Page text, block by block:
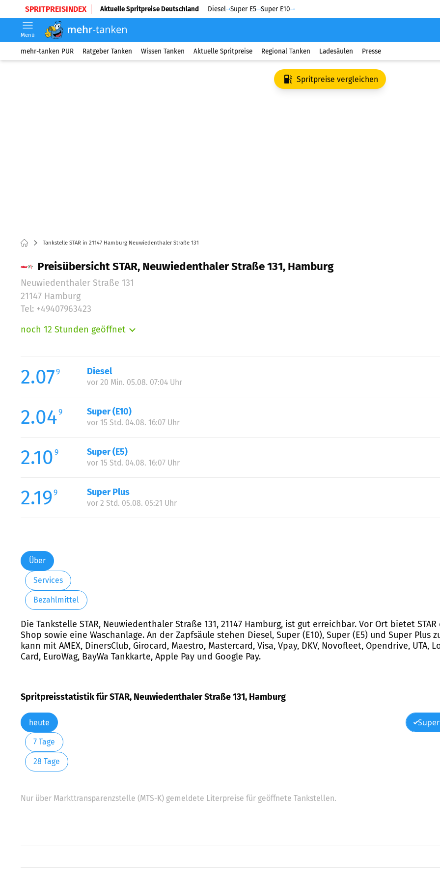
SPRITPREISINDEX Aktuelle Spritpreise Deutschland Diesel Super E5 Super E10
Menü
mehr-tanken PUR Ratgeber Tanken Wissen Tanken Aktuelle Spritpreise Regional Tanken Ladesäulen Presse
Spritpreise vergleichen
Tankstelle STAR in 21147 Hamburg Neuwiedenthaler Straße 131
Preisübersicht STAR, Neuwiedenthaler Straße 131, Hamburg
Neuwiedenthaler Straße 131
21147 Hamburg
Tel: +49407963423
noch 12 Stunden geöffnet
Mittwoch:
Donnerstag:
Samstag:
Sonntag:
2.079 Diesel
vor 20 Min. 05.08. 07:04 Uhr
2.049 Super (E10)
vor 15 Std. 04.08. 16:07 Uhr
2.10 9 Super (E5)
vor 15 Std. 04.08. 16:07 Uhr
2.199 Super Plus
vor 2 Std. 05.08. 05:21 Uhr
Über
Services
Bezahlmittel
Die Tankstelle STAR, Neuwiedenthaler Straße 131, 21147 Hamburg, ist gut erreichbar. Vor Ort bietet
Shop sowie eine Waschanlage. An der Zapfsäule stehen Diesel, Super (E10), Super (E5) und Super Plus
kann mit AMEX, DinersClub, Girocard, Maestro, Mastercard, Visa, Vpay, DKV, Novofleet, Opendrive, UTA,
Card, EuroWag, BayWa Tankkarte, Apple Pay und Google Pay.
Spritpreisstatistik für STAR, Neuwiedenthaler Straße 131, Hamburg
heute
7 Tage
28 Tage
Nur über Markttransparenzstelle (MTS-K) gemeldete Literpreise für geöffnete Tankstellen.